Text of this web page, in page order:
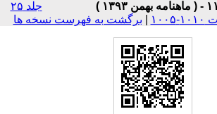
جلد ۲۵
| برگشت به فهرست نسخه ها